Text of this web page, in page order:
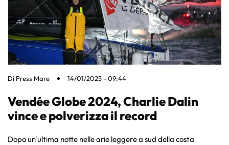
Di Press Mare 14/01/2025 - 09:44
Vendée Globe 2024, Charlie Dalin
vince e polverizza il record
Dopo un'ultima notte nelle arie leggere a sud della costa